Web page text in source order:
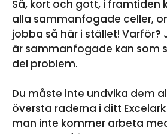
Så, kort och gott, i framtiden
alla sammanfogade celler,
jobba så här i stället! Varför?
är sammanfogade kan som
del problem.
Du måste inte undvika dem
översta raderna i ditt
man inte kommer arbeta